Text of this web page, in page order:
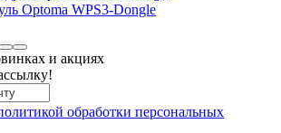
Optoma WPS3-Dongle
и акциях
обработки персональных